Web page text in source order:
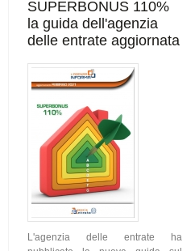
SUPERBONUS 110%
la guida dell'agenzia
delle entrate aggiornata
L'agenzia delle entrate ha